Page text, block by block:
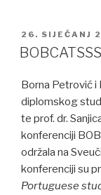
POSTED
ON
26. SIJEČANJ
Borna Petrović i
diplomskog
te prof. dr.
konferenciji
održala na
konferenciji su
Portuguese